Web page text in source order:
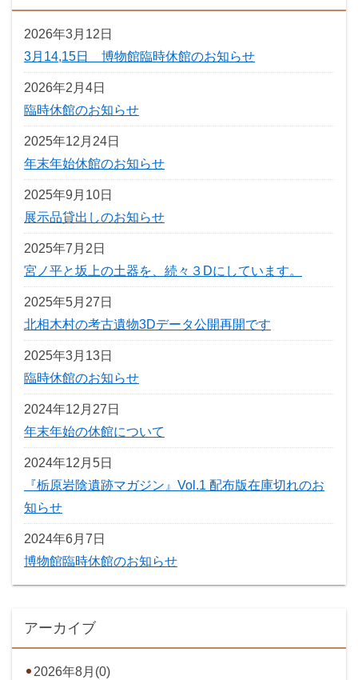
2026年3月12日
3月14,15日 博物館臨時休館のお知らせ
2026年2月4日
臨時休館のお知らせ
2025年12月24日
年末年始休館のお知らせ
2025年9月10日
展示品貸出しのお知らせ
2025年7月2日
宮ノ平と坂上の土器を、続々３Dにしています。
2025年5月27日
北相木村の考古遺物3Dデータ公開再開です
2025年3月13日
臨時休館のお知らせ
2024年12月27日
年末年始の休館について
2024年12月5日
『栃原岩陰遺跡マガジン』Vol.1 配布版在庫切れのお
知らせ
2024年6月7日
博物館臨時休館のお知らせ
アーカイブ
2026年8月(0)